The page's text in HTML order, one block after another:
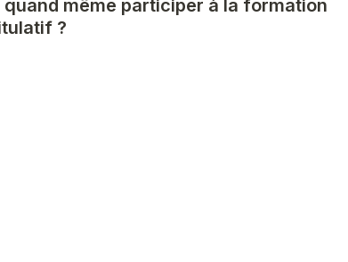
même participer à la formation
?